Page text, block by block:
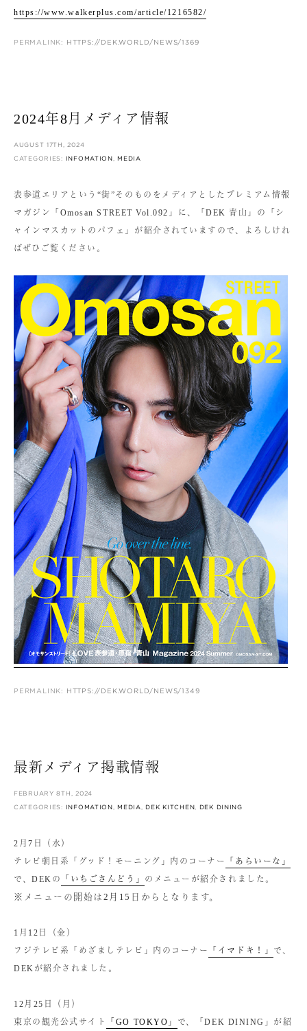
https://www.walkerplus.com/article/1216582/
PERMALINK: HTTPS://DEK.WORLD/NEWS/1369
2024年8月メディア情報
AUGUST 17TH, 2024
CATEGORIES: INFOMATION ,MEDIA
表参道エリアという“街”そのものをメディアとしたプレミアム情報
マガジン「Omosan STREET Vol.092」に、「DEK 青山」の「シ
ャインマスカットのパフェ」が紹介されていますので、よろしけれ
ばぜひご覧ください。
PERMALINK: HTTPS://DEK.WORLD/NEWS/1349
最新メディア掲載情報
FEBRUARY 8TH, 2024
CATEGORIES: INFOMATION ,MEDIA ,DEK KITCHEN DEK DINING
2月7日（水）
テレビ朝日系「グッド！モーニング」内のコーナー
「あらいーな」
で、DEKの
「いちごさんどう」 のメニューが紹介されました。
※メニューの開始は2月15日からとなります。
1月12日（金）
フジテレビ系「めざましテレビ」内のコーナー
「イマドキ！」 で、
DEKが紹介されました。
12月25日（月）
東京の観光公式サイト
「GO TOKYO」 で、「DEK DINING」が紹